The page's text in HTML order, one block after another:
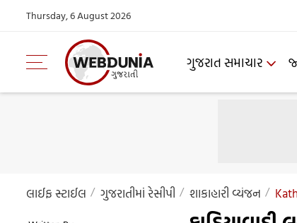
Thursday, 6 August 2026
ગુજરાત સમાચાર
લાઈફ સ્ટાઈલ ગુજરાતીમાંં રેસીપી શાકાહારી વ્યંજન